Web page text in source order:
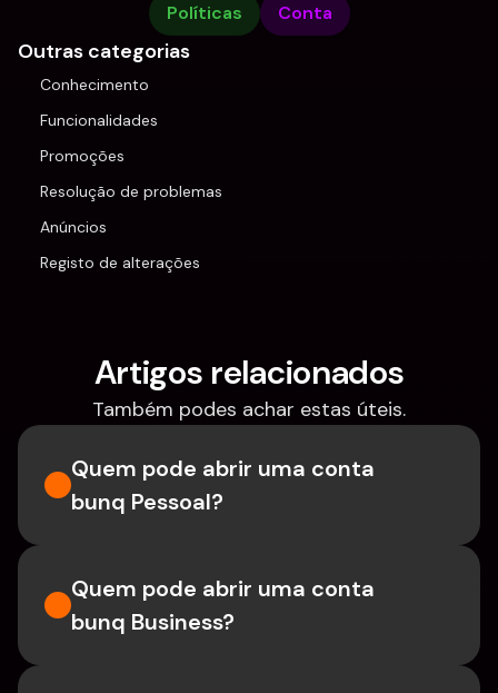
Políticas Conta
Outras categorias
Conhecimento
Funcionalidades
Promoções
Resolução de problemas
Anúncios
Registo de alterações
Artigos relacionados
Também podes achar estas úteis.
Quem pode abrir uma conta
bunq Pessoal?
Quem pode abrir uma conta
bunq Business?